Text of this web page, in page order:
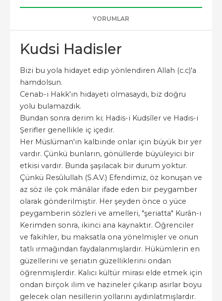
YORUMLAR
Kudsi Hadisler
Bizi bu yola hidayet edip yönlendiren Allah (c.c)'a
hamdolsun.
Cenab-ı Hakk'ın hidayeti olmasaydı, biz doğru
yolu bulamazdık.
Bundan sonra derim ki; Hadis-i Kudsîler ve Hadis-i
Şerifler genellikle iç içedir.
Her Müslüman'ın kalbinde onlar için büyük bir yer
vardır. Çünkü bunların, gönüllerde büyüleyici bir
etkisi vardır. Bunda şaşılacak bir durum yoktur.
Çünkü Resûlullah (S.A.V.) Efendimiz, öz konuşan ve
az söz ile çok mânâlar ifade eden bir peygamber
olarak gönderilmiştir. Her şeyden önce o yüce
peygamberin sözleri ve amelleri, "şeriatta" Kurân-ı
Kerimden sonra, ikinci ana kaynaktır. Öğrenciler
ve fakihler, bu maksatla ona yönelmişler ve onun
tatlı ırmağından faydalanmışlardır. Hükümlerin en
güzellerini ve şeriatın güzelliklerini ondan
öğrenmişlerdir. Kalıcı kültür mirası elde etmek için
ondan birçok ilim ve hazineler çıkarıp asırlar boyu
gelecek olan nesillerin yollarını aydınlatmışlardır.